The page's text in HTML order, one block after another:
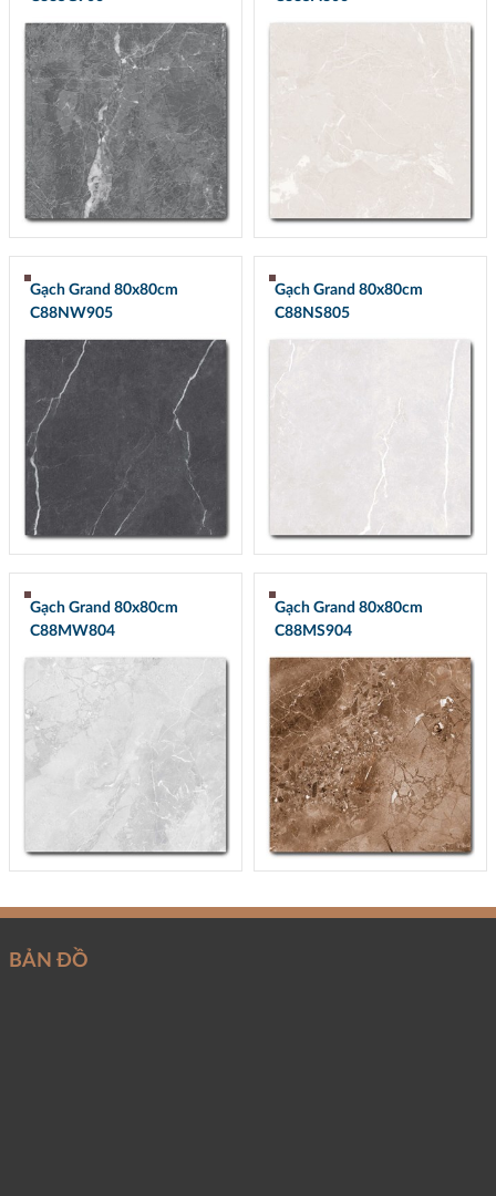
Gạch Grand 80x80cm
C88NW905
Gạch Grand 80x80cm
C88NS805
Gạch Grand 80x80cm
C88MW804
Gạch Grand 80x80cm
C88MS904
BẢN ĐỒ